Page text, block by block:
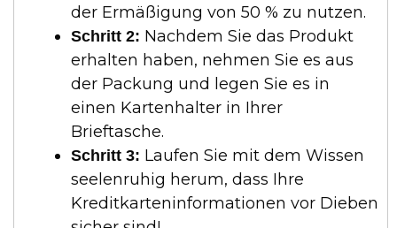
der Ermäßigung von 50 % zu nutzen.
Schritt 2: Nachdem Sie das Produkt
erhalten haben, nehmen Sie es aus
der Packung und legen Sie es in
einen Kartenhalter in Ihrer
Brieftasche.
Schritt 3: Laufen Sie mit dem Wissen
seelenruhig herum, dass Ihre
Kreditkarteninformationen vor Dieben